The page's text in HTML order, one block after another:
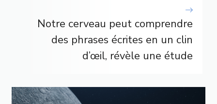
Notre cerveau peut comprendre
des phrases écrites en un clin
d’œil, révèle une étude